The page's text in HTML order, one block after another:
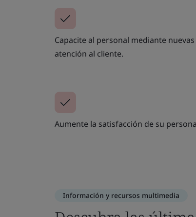
Capacite al personal mediante
atención al cliente.
Aumente la satisfacción de su
Información y recursos multimedia